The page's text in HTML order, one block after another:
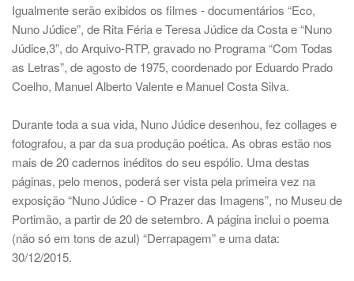
Igualmente serão exibidos os filmes - documentários “Eco,
Nuno Júdice”, de Rita Féria e Teresa Júdice da Costa e “Nuno
Júdice,3”, do Arquivo-RTP, gravado no Programa “Com Todas
as Letras”, de agosto de 1975, coordenado por Eduardo Prado
Coelho, Manuel Alberto Valente e Manuel Costa Silva.
Durante toda a sua vida, Nuno Júdice desenhou, fez collages e
fotografou, a par da sua produção poética. As obras estão nos
mais de 20 cadernos inéditos do seu espólio. Uma destas
páginas, pelo menos, poderá ser vista pela primeira vez na
exposição “Nuno Júdice - O Prazer das Imagens”, no Museu de
Portimão, a partir de 20 de setembro. A página inclui o poema
(não só em tons de azul) “Derrapagem” e uma data:
30/12/2015.